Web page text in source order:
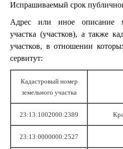
Испрашиваемый срок
Адрес или иное описание
участка (участков), а также
участков, в отношении
сервитут:
Кадастровый номер
земельного участка
23:13:1002000:2389
23:13:0000000:2527